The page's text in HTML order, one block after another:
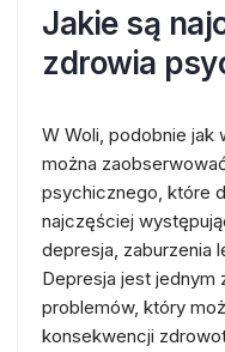
Jakie są
zdrowia
W Woli, podobnie jak
można
psychicznego, które
najczęściej
depresja, zaburzenia
Depresja jest jednym
problemów, który
konsekwencji